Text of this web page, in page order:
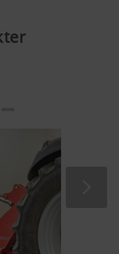
vilket
och hur
Varaktighet